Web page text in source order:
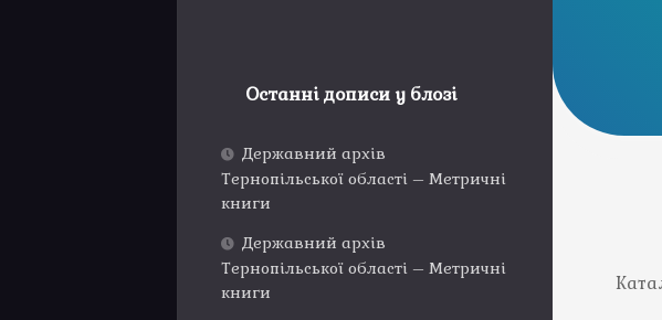
Останні дописи у блозі
Державний архів
Тернопільської області – Метричні
книги
Державний архів
Тернопільської області – Метричні
книги